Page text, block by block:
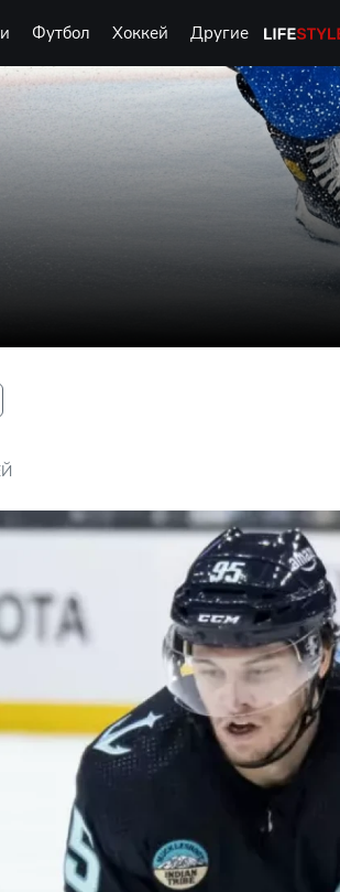
Футбол Хоккей Другие Life Style